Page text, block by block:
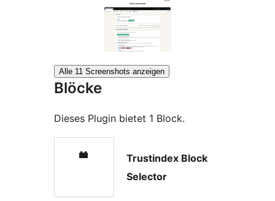
Alle 11 Screenshots anzeigen
Blöcke
Dieses Plugin bietet 1 Block.
Trustindex Block
Selector